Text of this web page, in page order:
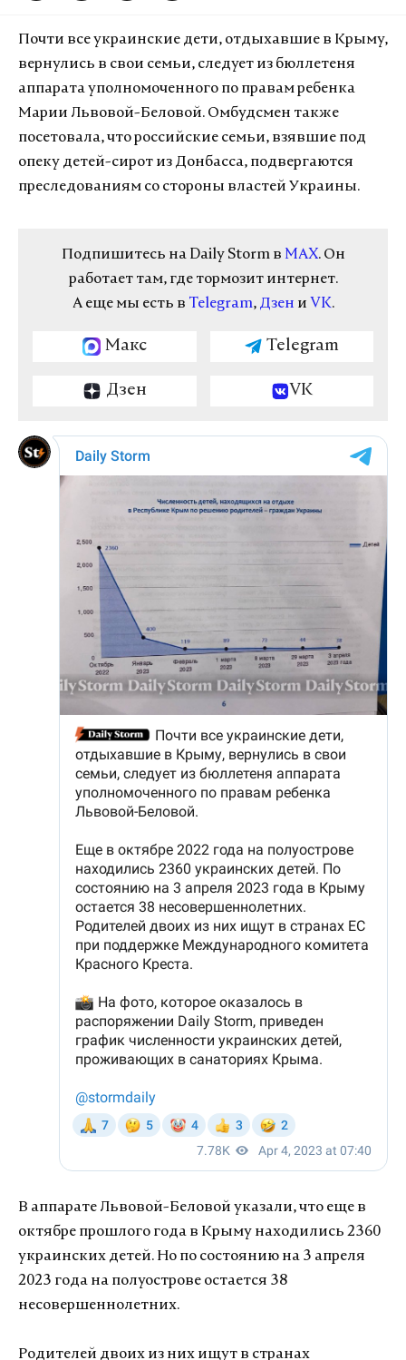
Почти все украинские дети, отдыхавшие в Крыму,
вернулись в свои семьи, следует из бюллетеня
аппарата уполномоченного по правам ребенка
Марии Львовой-Беловой. Омбудсмен также
посетовала, что российские семьи, взявшие под
опеку детей-сирот из Донбасса, подвергаются
преследованиям со стороны властей Украины.
Подпишитесь на Daily Storm в MAX. Он
работает там, где тормозит интернет.
А еще мы есть в Telegram, Дзен и VK.
Макс Telegram
Дзен VK
В аппарате Львовой-Беловой указали, что еще в
октябре прошлого года в Крыму находились 2360
украинских детей. Но по состоянию на 3 апреля
2023 года на полуострове остается 38
несовершеннолетних.
Родителей двоих из них ищут в странах